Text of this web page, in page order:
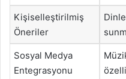
Kişiselleştirilmiş
Öneriler
Sosyal Medya
Entegrasyonu